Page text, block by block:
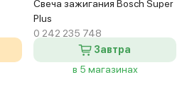
Свеча зажигания Bosch Super
Plus
0 242 235 748
Завтра
в 5 магазинах